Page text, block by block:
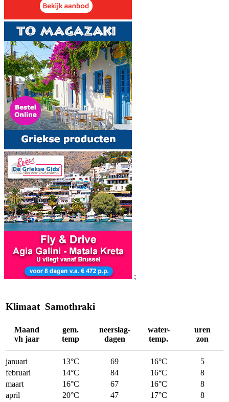
;
Klimaat Samothraki
Maand
vh jaar
gem.
temp
neerslag-
dagen
water-
temp.
uren
zon
januari 13°C 69 16°C
5
februari
14°C 84 16°C
8
maart
16°C 67 16°C
8
april
20°C 47 17°C
8